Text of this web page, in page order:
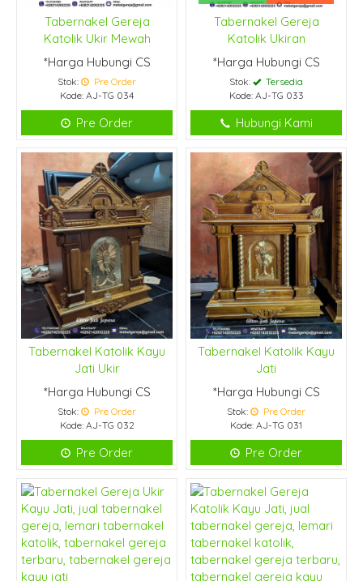
Tabernakel Gereja
Katolik Ukir Mewah
*Harga Hubungi CS
Stok:
Pre Order
Kode: AJ-TG 034
Pre Order
Tabernakel Gereja
Katolik Ukiran
*Harga Hubungi CS
Stok:
Tersedia
Kode: AJ-TG 033
Hubungi Kami
Tabernakel Katolik Kayu
Jati Ukir
*Harga Hubungi CS
Stok:
Pre Order
Kode: AJ-TG 032
Pre Order
Tabernakel Katolik Kayu
Jati
*Harga Hubungi CS
Stok:
Pre Order
Kode: AJ-TG 031
Pre Order